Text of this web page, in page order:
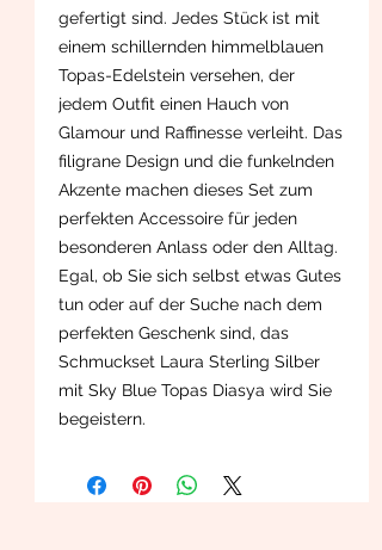
gefertigt sind. Jedes Stück ist mit
einem schillernden himmelblauen
Topas-Edelstein versehen, der
jedem Outfit einen Hauch von
Glamour und Raffinesse verleiht. Das
filigrane Design und die funkelnden
Akzente machen dieses Set zum
perfekten Accessoire für jeden
besonderen Anlass oder den Alltag.
Egal, ob Sie sich selbst etwas Gutes
tun oder auf der Suche nach dem
perfekten Geschenk sind, das
Schmuckset Laura Sterling Silber
mit Sky Blue Topas Diasya wird Sie
begeistern.